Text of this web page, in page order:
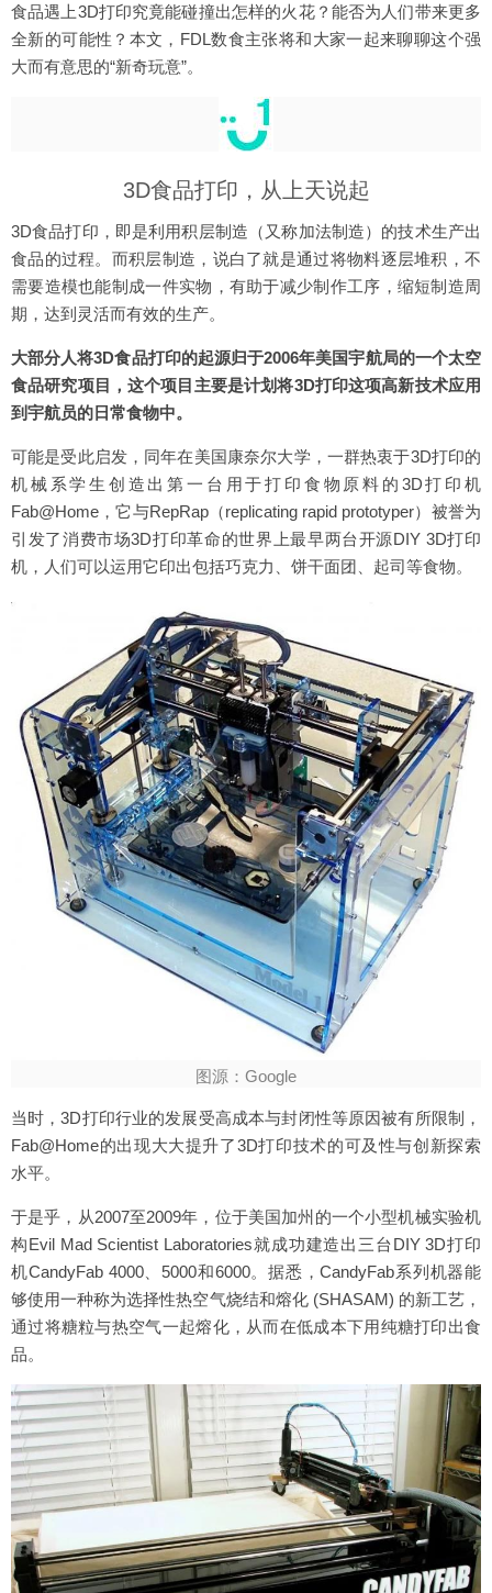
食品遇上3D打印究竟能碰撞出怎样的火花？能否为人们带来更多
全新的可能性？本文，FDL数食主张将和大家一起来聊聊这个强
大而有意思的“新奇玩意”。
3D食品打印，从上天说起
3D食品打印，即是利用积层制造（又称加法制造）的技术生产出
食品的过程。而积层制造，说白了就是通过将物料逐层堆积，不
需要造模也能制成一件实物，有助于减少制作工序，缩短制造周
期，达到灵活而有效的生产。
大部分人将3D食品打印的起源归于2006年美国宇航局的一个太空
食品研究项目，这个项目主要是计划将3D打印这项高新技术应用
到宇航员的日常食物中。
可能是受此启发，同年在美国康奈尔大学，一群热衷于3D打印的
机械系学生创造出第一台用于打印食物原料的3D打印机
Fab@Home，它与RepRap（replicating rapid prototyper）被誉为
引发了消费市场3D打印革命的世界上最早两台开源DIY 3D打印
机，人们可以运用它印出包括巧克力、饼干面团、起司等食物。
图源：Google
当时，3D打印行业的发展受高成本与封闭性等原因被有所限制，
Fab@Home的出现大大提升了3D打印技术的可及性与创新探索
水平。
于是乎，从2007至2009年，位于美国加州的一个小型机械实验机
构Evil Mad Scientist Laboratories就成功建造出三台DIY 3D打印
机CandyFab 4000、5000和6000。据悉，CandyFab系列机器能
够使用一种称为选择性热空气烧结和熔化 (SHASAM) 的新工艺，
通过将糖粒与热空气一起熔化，从而在低成本下用纯糖打印出食
品。